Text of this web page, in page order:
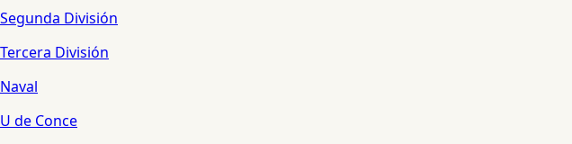
Segunda División
Tercera División
Naval
U de Conce